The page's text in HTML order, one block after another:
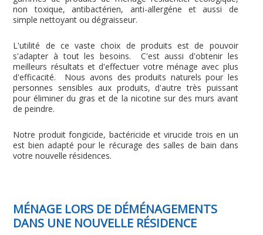
non toxique, antibactérien, anti-allergéne et aussi de
simple nettoyant ou dégraisseur.
L'utilité de ce vaste choix de produits est de pouvoir
s'adapter à tout les besoins. C'est aussi d'obtenir les
meilleurs résultats et d'effectuer votre ménage avec plus
d'efficacité. Nous avons des produits naturels pour les
personnes sensibles aux produits, d'autre très puissant
pour éliminer du gras et de la nicotine sur des murs avant
de peindre.
Notre produit fongicide, bactéricide et virucide trois en un
est bien adapté pour le récurage des salles de bain dans
votre nouvelle résidences.
MÉNAGE LORS DE DÉMÉNAGEMENTS
DANS UNE NOUVELLE RÉSIDENCE